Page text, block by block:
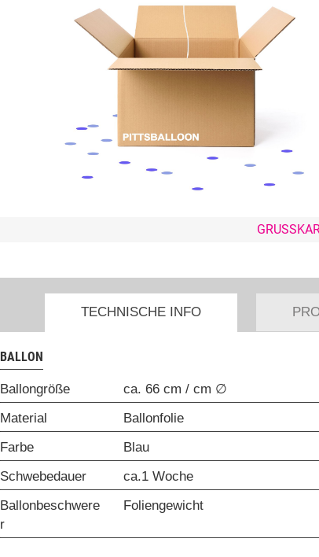
TECHNISCHE INFO
BALLON
Ballongröße
ca. 66 cm / cm ∅
Material
Ballonfolie
Farbe
Blau
Schwebedauer
ca.1 Woche
Ballonbeschwere
r
Foliengewicht